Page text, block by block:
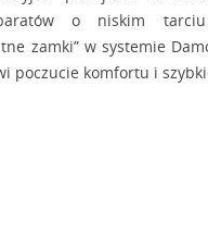
o niskim
zamki” w systemie
poczucie komfortu i